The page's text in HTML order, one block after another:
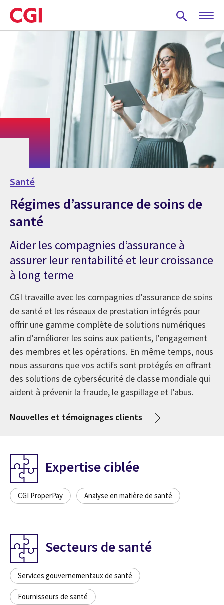
Skip
to
main
Santé
Régimes d’assurance de soins de
santé
Aider les compagnies d’assurance à
assurer leur rentabilité et leur croissance
à long terme
CGI travaille avec les compagnies d’assurance de soins
de santé et les réseaux de prestation intégrés pour
offrir une gamme complète de solutions numériques
afin d’améliorer les soins aux patients, l’engagement
des membres et les opérations. En même temps, nous
nous assurons que vos actifs sont protégés en offrant
des solutions de cybersécurité de classe mondiale qui
aident à prévenir la fraude, le gaspillage et l’abus.
Nouvelles et témoignages clients
Expertise ciblée
CGI ProperPay Analyse en matière de santé
Secteurs de santé
Services gouvernementaux de santé
Fournisseurs de santé